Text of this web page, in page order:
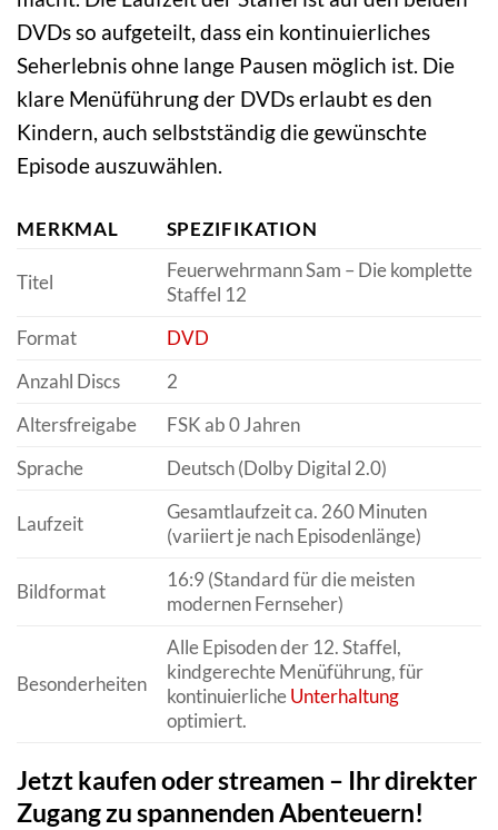
DVDs so aufgeteilt, dass ein kontinuierliches
Seherlebnis ohne lange Pausen möglich ist. Die
klare Menüführung der DVDs erlaubt es den
Kindern, auch selbstständig die gewünschte
Episode auszuwählen.
MERKMAL SPEZIFIKATION
Titel
Feuerwehrmann Sam – Die komplette
Staffel 12
Format
DVD
Anzahl Discs
2
Altersfreigabe
FSK ab 0 Jahren
Sprache
Deutsch (Dolby Digital 2.0)
Laufzeit
Gesamtlaufzeit ca. 260 Minuten
(variiert je nach Episodenlänge)
Bildformat
16:9 (Standard für die meisten
modernen Fernseher)
Besonderheiten
Alle Episoden der 12. Staffel,
kindgerechte Menüführung, für
kontinuierlicheUnterhaltung
optimiert.
Jetzt kaufen oder streamen – Ihr direkter
Zugang zu spannenden Abenteuern!